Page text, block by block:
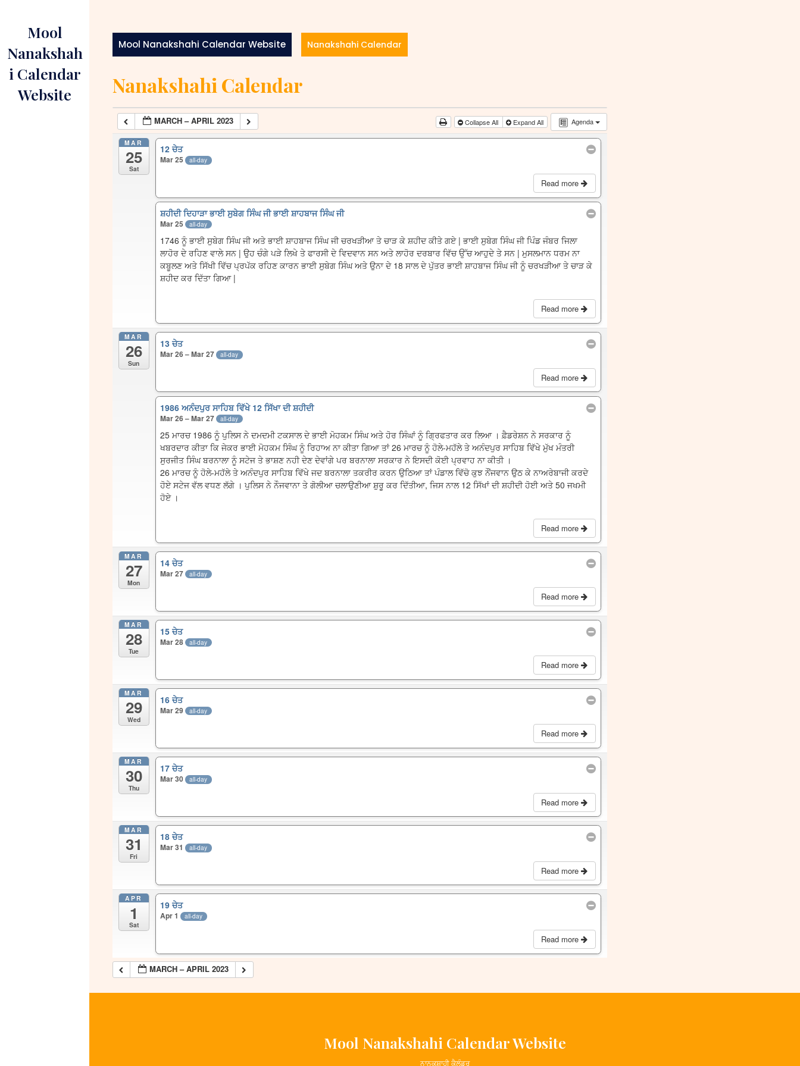
contentMool
Nanakshah
i Calendar
Website
Mool Nanakshahi Calendar Website Nanakshahi Calendar
Nanakshahi Calendar
Agenda
MARCH – APRIL 2023 Collapse All Expand All
MAR
25
Sat
12 ਚੇਤ
Mar 25 all-day
Read more
ਸ਼ਹੀਦੀ ਦਿਹਾੜਾ ਭਾਈ ਸੁਬੇਗ ਸਿੰਘ ਜੀ ਭਾਈ ਸ਼ਾਹਬਾਜ ਸਿੰਘ ਜੀ
Mar 25 all-day
1746 ਨੂੰ ਭਾਈ ਸੁਬੇਗ ਸਿੰਘ ਜੀ ਅਤੇ ਭਾਈ ਸ਼ਾਹਬਾਜ ਸਿੰਘ ਜੀ ਚਰਖੜੀਆ ਤੇ ਚਾੜ ਕੇ ਸ਼ਹੀਦ ਕੀਤੇ ਗਏ | ਭਾਈ ਸੁਬੇਗ ਸਿੰਘ ਜੀ ਪਿੰਡ ਜੰਬਰ ਜਿਲਾ
ਲਾਹੋਰ ਦੇ ਰਹਿਣ ਵਾਲੇ ਸਨ | ਉਹ ਚੰਗੇ ਪੜੇ ਲਿਖੇ ਤੇ ਫਾਰਸੀ ਦੇ ਵਿਦਵਾਨ ਸਨ ਅਤੇ ਲਾਹੋਰ ਦਰਬਾਰ ਵਿੱਚ ਉੱਚ ਆਹੁਦੇ ਤੇ ਸਨ | ਮੁਸਲਮਾਨ ਧਰਮ ਨਾ
ਕਬੂਲਣ ਅਤੇ ਸਿੱਖੀ ਵਿੱਚ ਪ੍ਰਪੱਕ ਰਹਿਣ ਕਾਰਨ ਭਾਈ ਸੁਬੇਗ ਸਿੰਘ ਅਤੇ ਉਨਾ ਦੇ 18 ਸਾਲ ਦੇ ਪੁੱਤਰ ਭਾਈ ਸ਼ਾਹਬਾਜ ਸਿੰਘ ਜੀ ਨੂੰ ਚਰਖੜੀਆ ਤੇ ਚਾੜ ਕੇ
ਸ਼ਹੀਦ ਕਰ ਦਿੱਤਾ ਗਿਆ |
Read more
MAR
26
Sun
13 ਚੇਤ
Mar 26 – Mar 27 all-day
Read more
1986 ਅਨੰਦਪੁਰ ਸਾਹਿਬ ਵਿੱਖੇ 12 ਸਿੱਖਾ ਦੀ ਸ਼ਹੀਦੀ
Mar 26 – Mar 27 all-day
25 ਮਾਰਚ 1986 ਨੂੰ ਪੁਲਿਸ ਨੇ ਦਮਦਮੀ ਟਕਸਾਲ ਦੇ ਭਾਈ ਮੋਹਕਮ ਸਿੰਘ ਅਤੇ ਹੋਰ ਸਿੰਘਾਂ ਨੂੰ ਗ੍ਰਿਫਤਾਰ ਕਰ ਲਿਆ । ਫ਼ੈਡਰੇਸ਼ਨ ਨੇ ਸਰਕਾਰ ਨੂੰ
ਖਬਰਦਾਰ ਕੀਤਾ ਕਿ ਜੇਕਰ ਭਾਈ ਮੋਹਕਮ ਸਿੰਘ ਨੂੰ ਰਿਹਾਅ ਨਾ ਕੀਤਾ ਗਿਆ ਤਾਂ 26 ਮਾਰਚ ਨੂੰ ਹੋਲੇ-ਮਹੱਲੇ ਤੇ ਅਨੰਦਪੁਰ ਸਾਹਿਬ ਵਿੱਖੇ ਮੁੱਖ ਮੰਤਰੀ
ਸੁਰਜੀਤ ਸਿੰਘ ਬਰਨਾਲਾ ਨੂੰ ਸਟੇਜ ਤੇ ਭਾਸ਼ਣ ਨਹੀ ਦੇਣ ਦੇਵਾਂਗੇ ਪਰ ਬਰਨਾਲਾ ਸਰਕਾਰ ਨੇ ਇਸਦੀ ਕੋਈ ਪ੍ਰਵਾਹ ਨਾ ਕੀਤੀ ।
26 ਮਾਰਚ ਨੂੰ ਹੋਲੇ-ਮਹੱਲੇ ਤੇ ਅਨੰਦਪੁਰ ਸਾਹਿਬ ਵਿੱਖੇ ਜਦ ਬਰਨਾਲਾ ਤਕਰੀਰ ਕਰਨ ਉਠਿਆ ਤਾਂ ਪੰਡਾਲ ਵਿੱਚੋ ਕੁਝ ਨੌਂਜਵਾਨ ਉਠ ਕੇ ਨਾਅਰੇਬਾਜੀ ਕਰਦੇ
ਹੋਏ ਸਟੇਜ ਵੱਲ ਵਧਣ ਲੱਗੇ । ਪੁਲਿਸ ਨੇ ਨੌਜਵਾਨਾ ਤੇ ਗੋਲੀਆ ਚਲਾਉਣੀਆ ਸ਼ੁਰੂ ਕਰ ਦਿੱਤੀਆ, ਜਿਸ ਨਾਲ 12 ਸਿੱਖਾਂ ਦੀ ਸ਼ਹੀਦੀ ਹੋਈ ਅਤੇ 50 ਜਖਮੀ
ਹੋਏ ।
Read more
MAR
27
Mon
14 ਚੇਤ
Mar 27 all-day
Read more
MAR
28
Tue
15 ਚੇਤ
Mar 28 all-day
Read more
MAR
29
Wed
16 ਚੇਤ
Mar 29 all-day
Read more
MAR
30
Thu
17 ਚੇਤ
Mar 30 all-day
Read more
MAR
31
Fri
18 ਚੇਤ
Mar 31 all-day
Read more
APR
1
Sat
19 ਚੇਤ
Apr 1 all-day
Read more
MARCH – APRIL 2023
Mool Nanakshahi Calendar Website
ਨਾਨਕਸ਼ਾਹੀ ਕੈਲੰਡਰ